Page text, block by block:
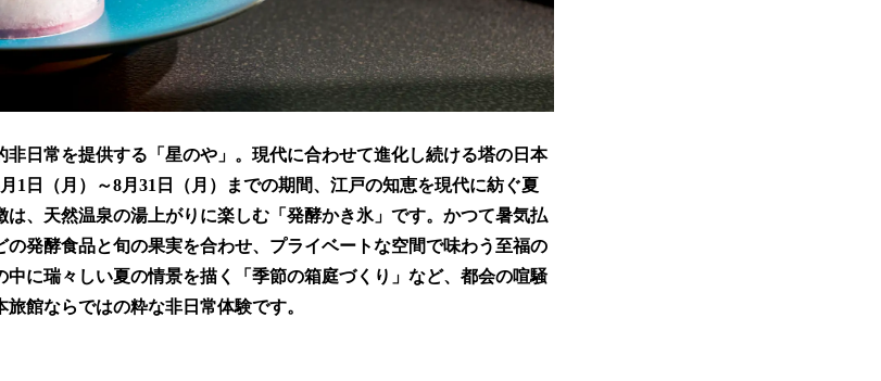
日常を提供する「星のや」。現代に合わせて進化し続ける塔の日本
1日（月）～8月31日（月）までの期間、江戸の知恵を現代に紡ぐ夏
、天然温泉の湯上がりに楽しむ「発酵かき氷」です。かつて暑気払
の発酵食品と旬の果実を合わせ、プライベートな空間で味わう至福の
に瑞々しい夏の情景を描く「季節の箱庭づくり」など、都会の喧騒
館ならではの粋な非日常体験です。